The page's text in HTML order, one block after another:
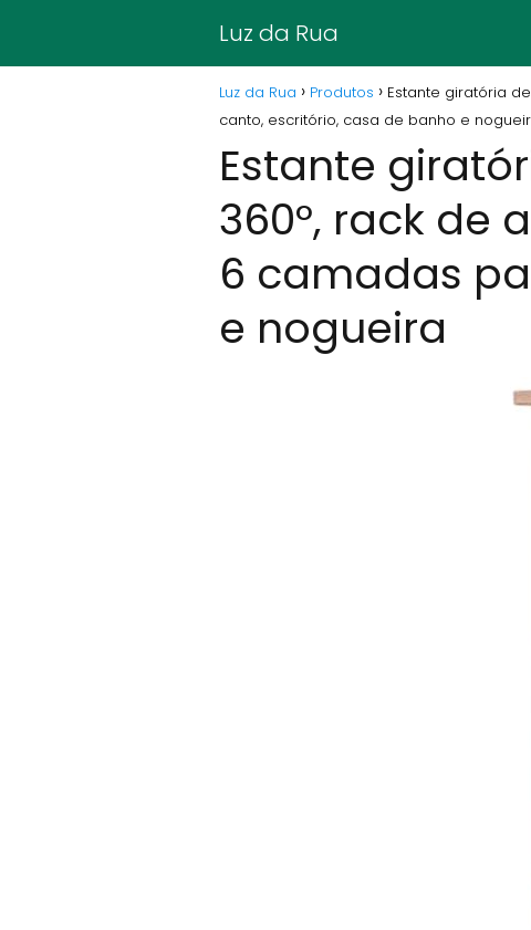
Luz da Rua
Luz da Rua Produtos
Estante giratória
canto, escritório, casa de banho e
Estante
360°, rack de
6 camadas
e nogueira